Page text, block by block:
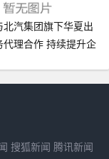
北汽集团旗下华夏出
代理合作 持续提升企
搜狐新闻 腾讯新闻